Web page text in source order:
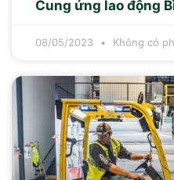
Cung ứng lao động
08/05/2023 Không có